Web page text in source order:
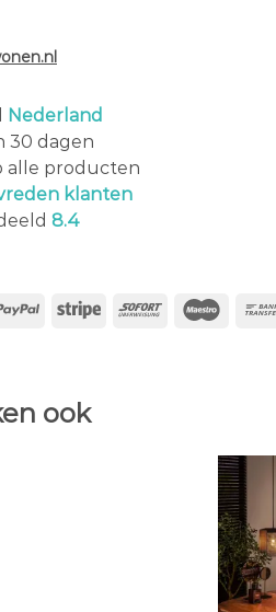
Nederland
30 dagen
alle producten
klanten
8.4
ook